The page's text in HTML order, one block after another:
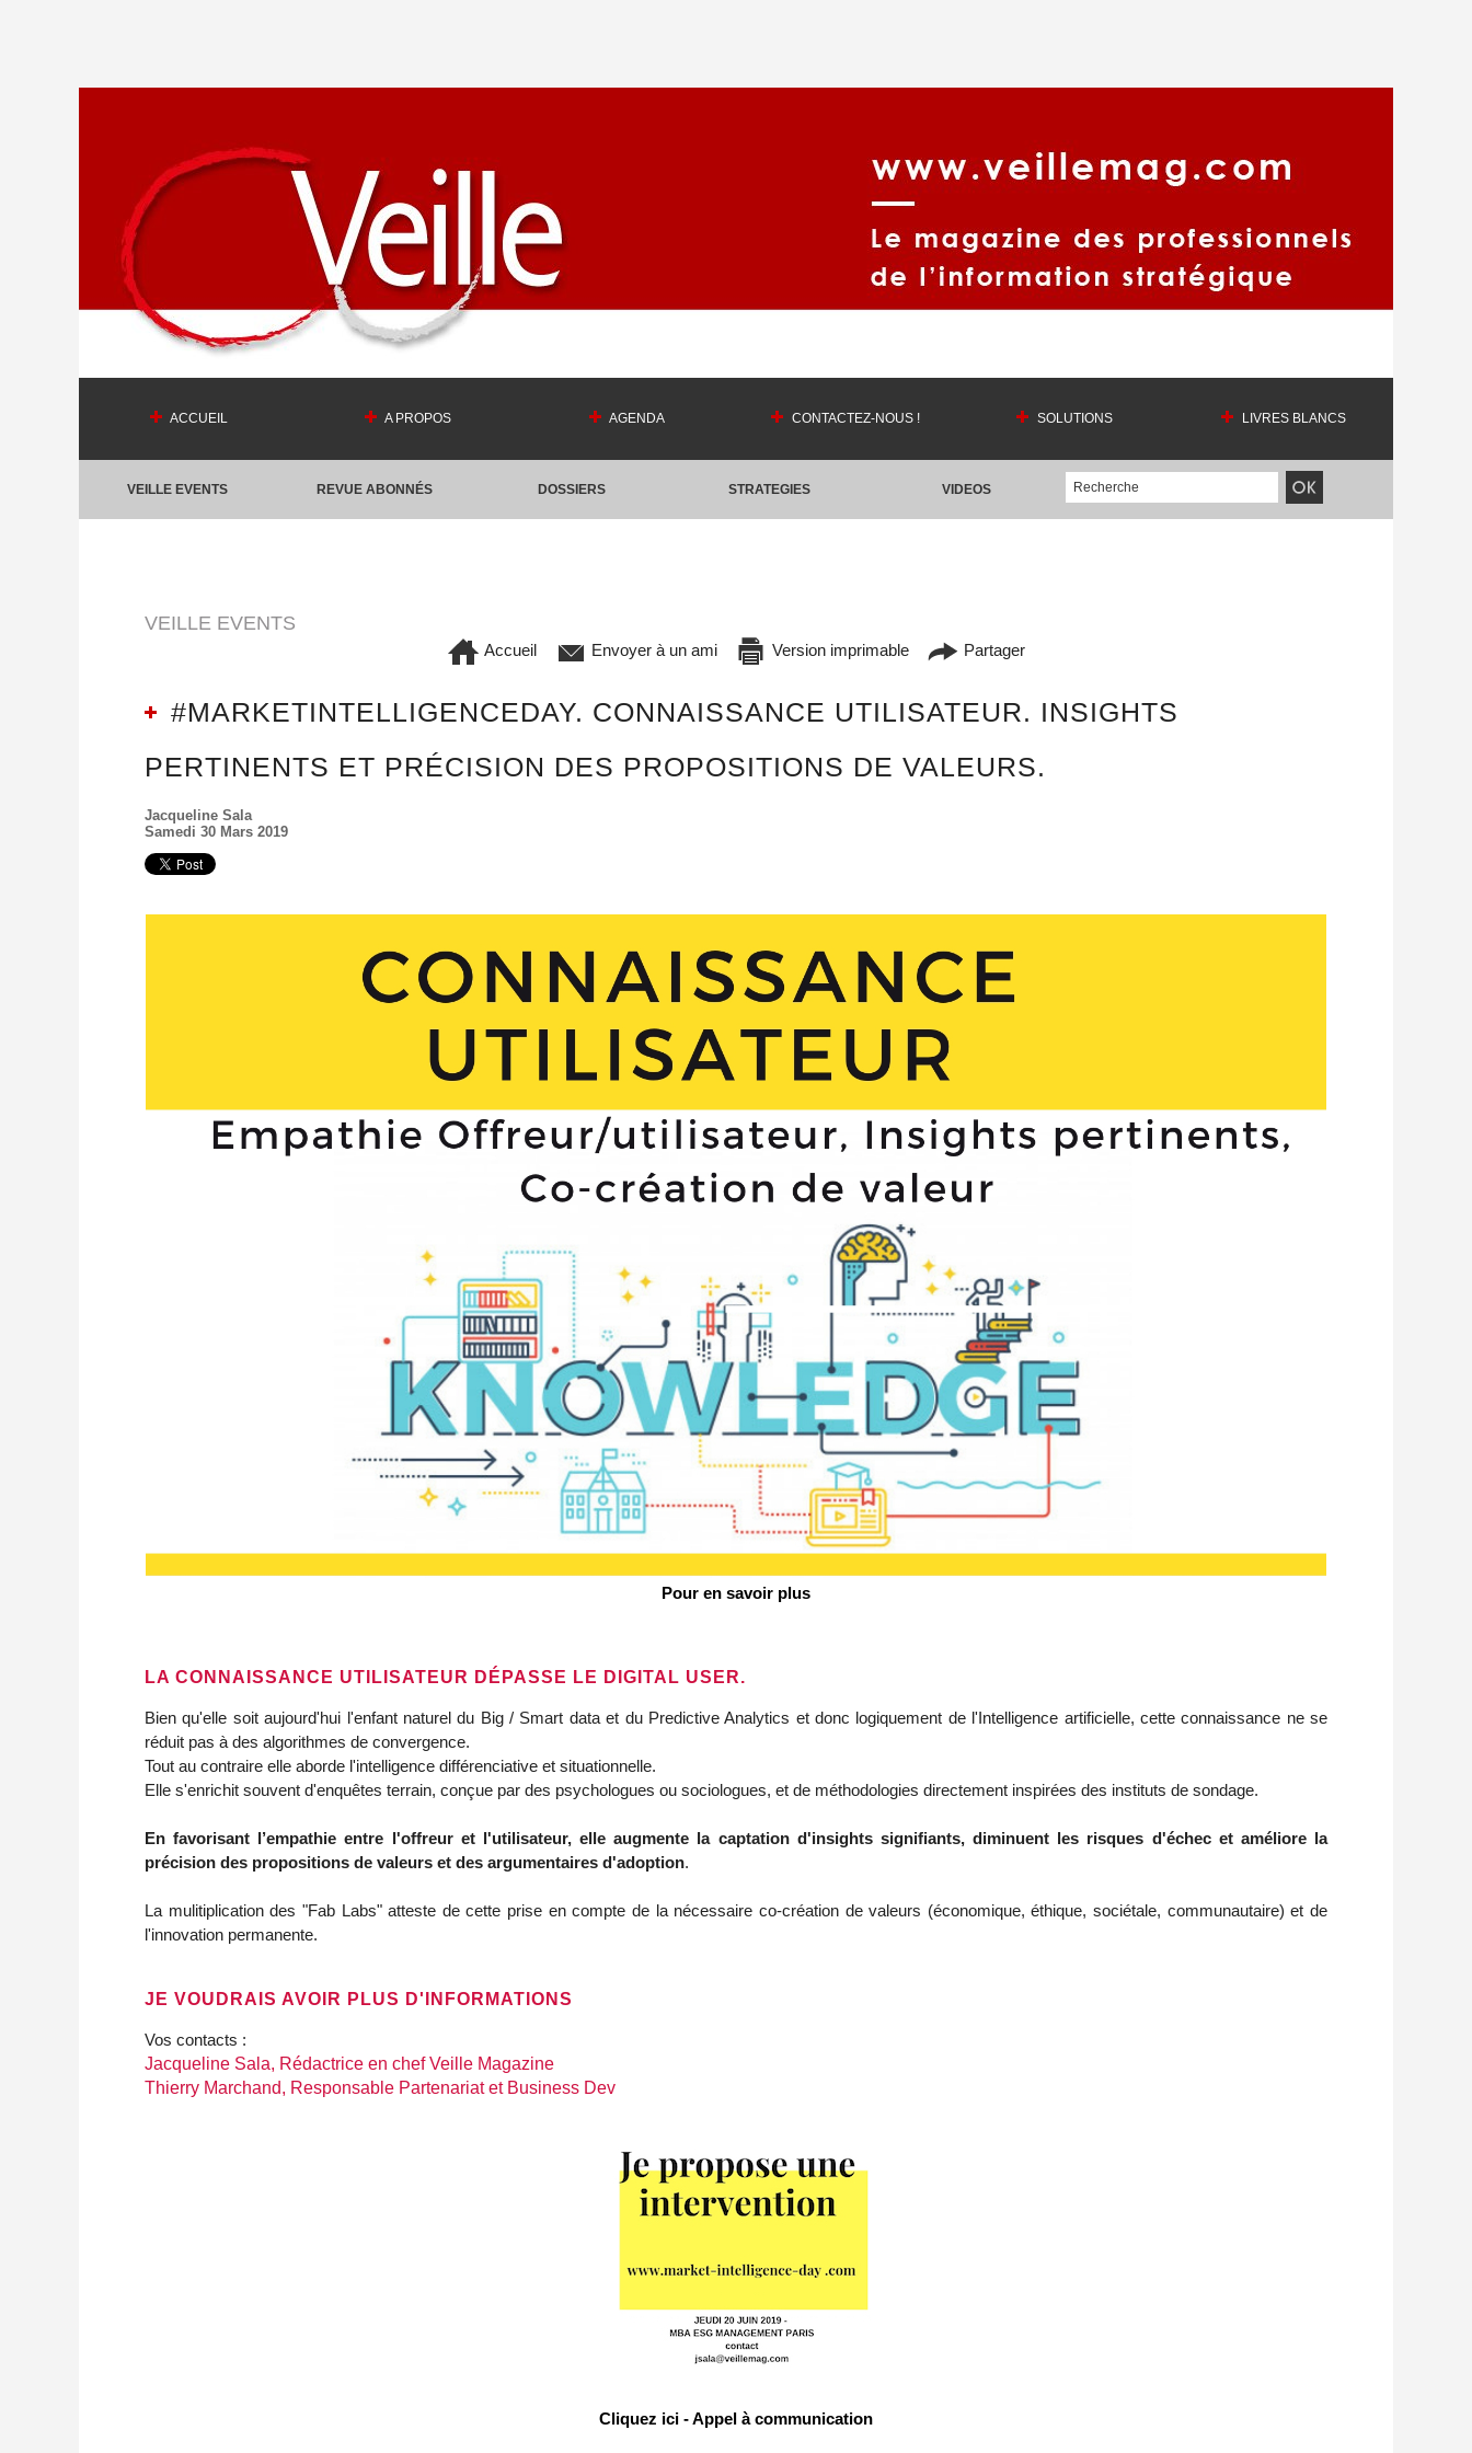
ACCUEIL A PROPOS AGENDA CONTACTEZ-NOUS ! SOLUTIONS LIVRES BLANCS
VEILLE EVENTS REVUE ABONNÉS DOSSIERS STRATEGIES VIDEOS
VEILLE EVENTS
Accueil Envoyer à un ami Version imprimable Partager
#MARKETINTELLIGENCEDAY. CONNAISSANCE UTILISATEUR. INSIGHTS
PERTINENTS ET PRÉCISION DES PROPOSITIONS DE VALEURS.
Jacqueline Sala
Samedi 30 Mars 2019
Pour en savoir plus
LA CONNAISSANCE UTILISATEUR DÉPASSE LE DIGITAL USER.
Bien qu'elle soit aujourd'hui l'enfant naturel du Big / Smart data et du Predictive Analytics et donc logiquement de l'Intelligence artificielle, cette connaissance ne se
réduit pas à des algorithmes de convergence.
Tout au contraire elle aborde l'intelligence différenciative et situationnelle.
Elle s'enrichit souvent d'enquêtes terrain, conçue par des psychologues ou sociologues, et de méthodologies directement inspirées des instituts de sondage.
En favorisant l’empathie entre l'offreur et l'utilisateur, elle augmente la captation d'insights signifiants, diminuent les risques d'échec et améliore la
précision des propositions de valeurs et des argumentaires d'adoption.
La mulitiplication des "Fab Labs" atteste de cette prise en compte de la nécessaire co-création de valeurs (économique, éthique, sociétale, communautaire) et de
l'innovation permanente.
JE VOUDRAIS AVOIR PLUS D'INFORMATIONS
Vos contacts :
Jacqueline Sala, Rédactrice en chef Veille Magazine
Thierry Marchand, Responsable Partenariat et Business Dev
Cliquez ici - Appel à communication